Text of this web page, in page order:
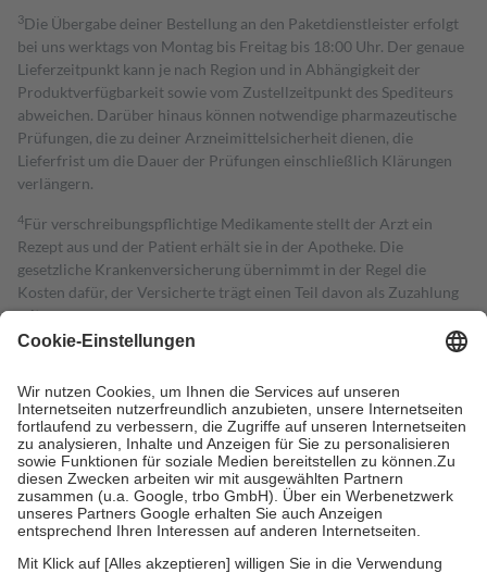
3Die Übergabe deiner Bestellung an den Paketdienstleister erfolgt
bei uns werktags von Montag bis Freitag bis 18:00 Uhr. Der genaue
Lieferzeitpunkt kann je nach Region und in Abhängigkeit der
Produktverfügbarkeit sowie vom Zustellzeitpunkt des Spediteurs
abweichen. Darüber hinaus können notwendige pharmazeutische
Prüfungen, die zu deiner Arzneimittelsicherheit dienen, die
Lieferfrist um die Dauer der Prüfungen einschließlich Klärungen
verlängern.
4Für verschreibungspflichtige Medikamente stellt der Arzt ein
Rezept aus und der Patient erhält sie in der Apotheke. Die
gesetzliche Krankenversicherung übernimmt in der Regel die
Kosten dafür, der Versicherte trägt einen Teil davon als Zuzahlung
mit.
Grundsätzlich leisten Mitglieder Zuzahlungen in Höhe von zehn
höchstens zehn Euro.
Es sind jedoch nie mehr als die tatsächlichen
Kosten der Leistung zu entrichten.
Diese Regeln gelten grundsätzlich auch für Online-Apotheken.
Bei Heilmitteln und häuslicher Krankenpflege beträgt die
Zuzahlung zehn Prozent der Kosten sowie zehn Euro je
Verordnung.
Um das Engagement der Versicherten für ihre eigene Gesundheit zu
stärken und die besondere Stellung der Familie zu unterstützen,
fallenkeine Zuzahlungenan bei: